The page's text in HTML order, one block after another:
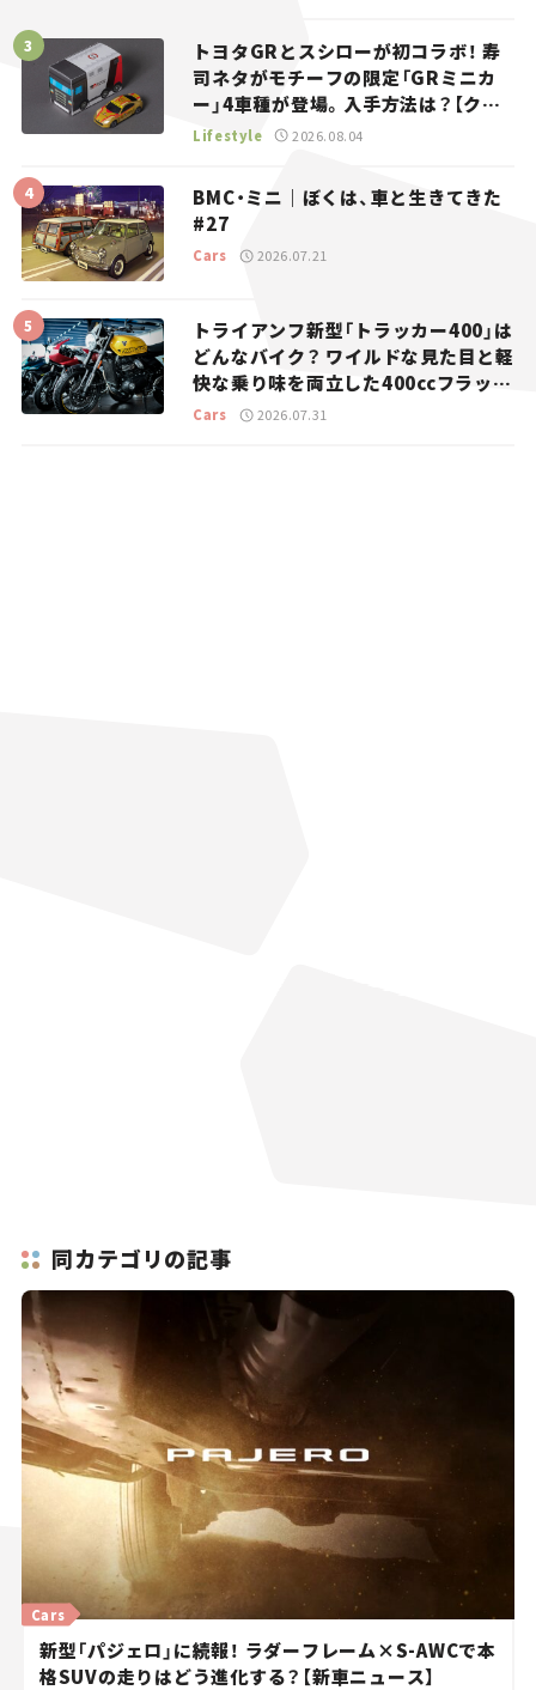
トヨタGRとスシローが初コラボ！ 寿
司ネタがモチーフの限定「GRミニカ
ー」4車種が登場。入手方法は？【クル
マとホビー】
Lifestyle 2026.08.04
BMC・ミニ｜ぼくは、車と生きてきた
#27
Cars 2026.07.21
トライアンフ新型「トラッカー400」は
どんなバイク？ ワイルドな見た目と軽
快な乗り味を両立した400ccフラット
トラッカー【試乗レビュー】
Cars 2026.07.31
同カテゴリの記事
新型「パジェロ」に続報！ ラダーフレーム×S-AWCで本
格SUVの走りはどう進化する？【新車ニュース】
Cars